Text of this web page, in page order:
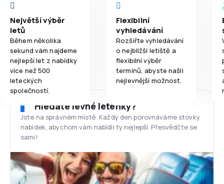
Největší výběr
letů
Během několika
sekund vám najdeme
nejlepší let z nabídky
více než 500
leteckých
společností.
Flexibilní
vyhledávání
Rozšiřte vyhledávání
o nejbližší letiště a
flexibilní výběr
termínů, abyste našli
nejlevnější možnost.
Hledáte levné letenky?
Jste na správném místě. Každý den porovnáváme stovky
nabídek, abychom vám nabídli ty nejlepší. Přesvědčte se
sami!